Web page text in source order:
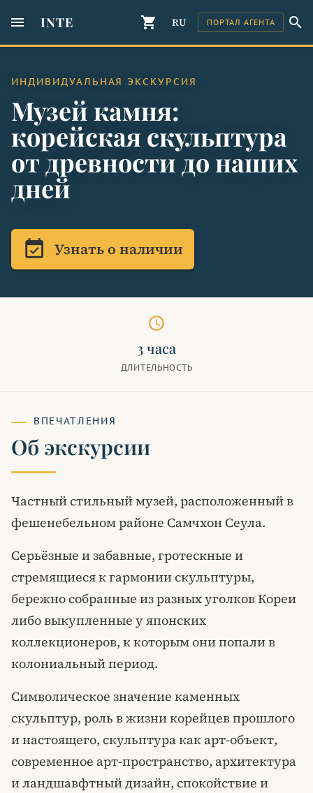
menu INTE shopping_cart RU ПОРТАЛ АГЕНТА search
ИНДИВИДУАЛЬНАЯ ЭКСКУРСИЯ
Музей камня:
корейская скульптура
от древности до наших
дней
event_available Узнать о наличии
schedule
3 часа
ДЛИТЕЛЬНОСТЬ
ВПЕЧАТЛЕНИЯ
Об экскурсии
Частный стильный музей, расположенный в
фешенебельном районе Самчхон Сеула.
Серьёзные и забавные, гротескные и
стремящиеся к гармонии скульптуры,
бережно собранные из разных уголков Кореи
либо выкупленные у японских
коллекционеров, к которым они попали в
колониальный период.
Символическое значение каменных
скульптур, роль в жизни корейцев прошлого
и настоящего, скульптура как арт-объект,
современное арт-пространство, архитектура
и ландшавфтный дизайн, спокойствие и